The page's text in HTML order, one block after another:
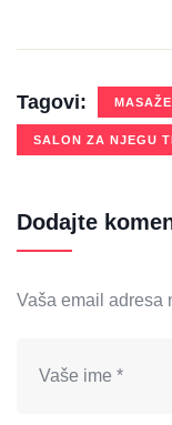
Tagovi: MASAŽE
SALON ZA NJEGU
Dodajte
Vaša email adresa